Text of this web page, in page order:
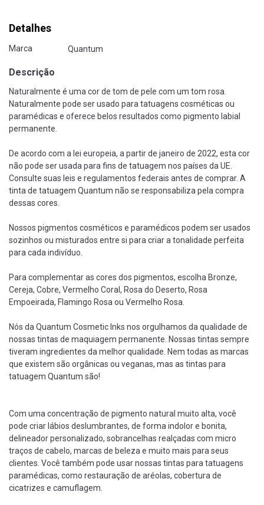
Detalhes
Marca Quantum
Descrição
Naturalmente é uma cor de tom de pele com um tom rosa.
Naturalmente pode ser usado para tatuagens cosméticas ou
paramédicas e oferece belos resultados como pigmento labial
permanente.
De acordo com a lei europeia, a partir de janeiro de 2022, esta cor
não pode ser usada para fins de tatuagem nos países da UE.
Consulte suas leis e regulamentos federais antes de comprar. A
tinta de tatuagem Quantum não se responsabiliza pela compra
dessas cores.
Nossos pigmentos cosméticos e paramédicos podem ser usados ​​​​
sozinhos ou misturados entre si para criar a tonalidade perfeita
para cada indivíduo.
Para complementar as cores dos pigmentos, escolha Bronze,
Cereja, Cobre, Vermelho Coral, Rosa do Deserto, Rosa
Empoeirada, Flamingo Rosa ou Vermelho Rosa.
Nós da Quantum Cosmetic Inks nos orgulhamos da qualidade de
nossas tintas de maquiagem permanente. Nossas tintas sempre
tiveram ingredientes da melhor qualidade. Nem todas as marcas
que existem são orgânicas ou veganas, mas as tintas para
tatuagem Quantum são!
Com uma concentração de pigmento natural muito alta, você
pode criar lábios deslumbrantes, de forma indolor e bonita,
delineador personalizado, sobrancelhas realçadas com micro
traços de cabelo, marcas de beleza e muito mais para seus
clientes. Você também pode usar nossas tintas para tatuagens
paramédicas, como restauração de aréolas, cobertura de
cicatrizes e camuflagem.